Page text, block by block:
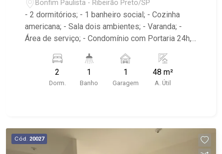
Bonfim Paulista - Ribeirão Preto/SP
- 2 dormitórios; - 1 banheiro social; - Cozinha
americana; - Sala dois ambientes; - Varanda; -
Área de serviço; - Condomínio com Portaria 24h,
Próximo à DaniBe FullStore, Bola na Grama
Bonfim, Baterias Batex, supermercado Gricki e
Centro de Bonfim;
2
Dorm.
1
Banho
1
Garagem
48 m²
A. Útil
Cód. 20027